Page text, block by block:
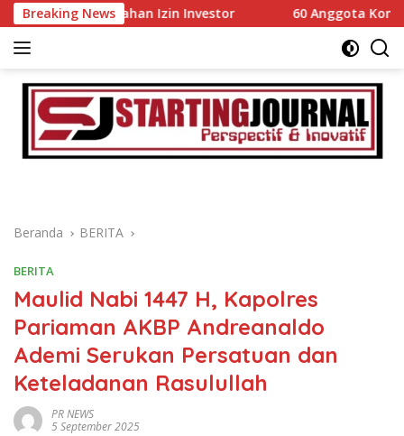
Langsung
ke
konten
Breaking News
Izin Investor 60 Anggota Kontingen Kwarcab
Beranda BERITA
BERITA
Maulid Nabi 1447 H, Kapolres
Pariaman AKBP Andreanaldo
Ademi Serukan Persatuan dan
Keteladanan Rasulullah
PR NEWS
5 September 2025